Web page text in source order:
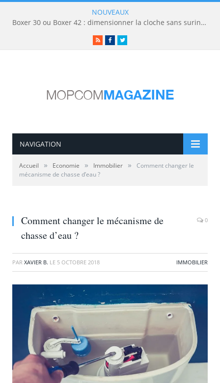
NOUVEAUX
Boxer 30 ou Boxer 42 : dimensionner la cloche sans surinvestir
RSSFacebookTwitter
NAVIGATION
Accueil » Economie » Immobilier »
Comment changer le
mécanisme de chasse d’eau ?
Comment changer le mécanisme de
chasse d’eau ?
0
PAR XAVIER B. LE 5 OCTOBRE 2018 IMMOBILIER